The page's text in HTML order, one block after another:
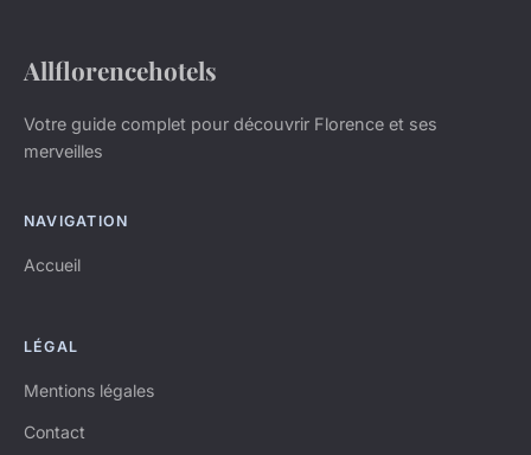
Allflorencehotels
Votre guide complet pour découvrir Florence et ses
merveilles
NAVIGATION
Accueil
LÉGAL
Mentions légales
Contact